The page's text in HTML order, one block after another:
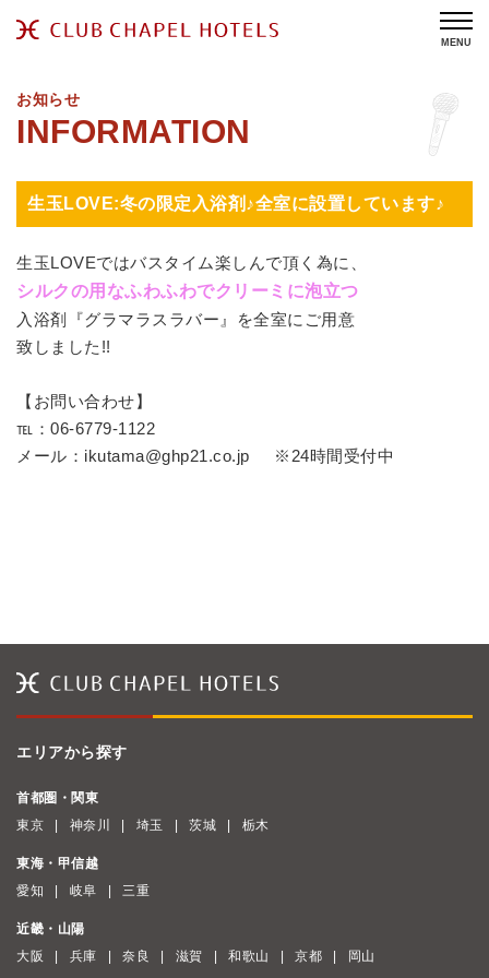
MENU
お知らせ
生玉LOVE:冬の限定入浴剤♪全室に設置しています♪
生玉LOVEではバスタイム楽しんで頂く為に、
シルクの用なふわふわでクリーミに泡立つ
入浴剤『グラマラスラバー』を全室にご用意
致しました!!
【お問い合わせ】
℡：06-6779-1122
メール： ikutama@ghp21.co.jp ※24時間受付中
エリアから探す
首都圏・関東
東京
神奈川 埼玉 茨城 栃木
東海・甲信越
愛知
岐阜 三重
近畿・山陽
大阪
兵庫 奈良 滋賀 和歌山 京都 岡山